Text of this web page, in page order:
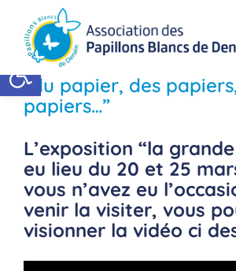
Ouvrir la barre d’outils
contenu
“du papier, des
papiers…”
L’exposition “la
eu lieu du 20 et 25
vous n’avez eu
venir la visiter, vous
visionner la vidéo ci